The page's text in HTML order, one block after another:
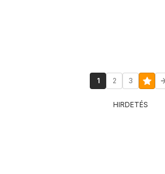
1 2 3
HIRDETÉS